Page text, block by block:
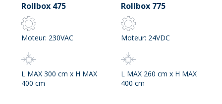
Rollbox 475
Moteur: 230VAC
L MAX 300 cm x H MAX
400 cm
Rollbox 775
Moteur: 24VDC
L MAX 260 cm x H MAX
400 cm